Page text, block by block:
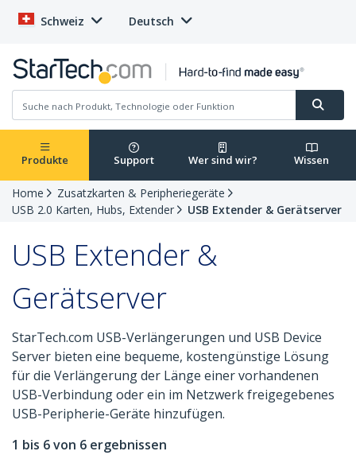
Schweiz Deutsch
Produkte Support Wer sind wir? Wissen
Home
Zusatzkarten & Peripheriegeräte
USB 2.0 Karten, Hubs, Extender
USB Extender & Gerätserver
USB Extender &
Gerätserver
StarTech.com USB-Verlängerungen und USB Device
Server bieten eine bequeme, kostengünstige Lösung
für die Verlängerung der Länge einer vorhandenen
USB-Verbindung oder ein im Netzwerk freigegebenes
USB-Peripherie-Geräte hinzufügen.
1 bis 6 von 6 ergebnissen